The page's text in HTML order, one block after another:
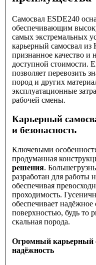
Самосвал ESDE240
обеспечивающим
самых экстремальных
карьерный самосвал из
признанное качество и
доступной стоимости.
позволяет перевозить
пород и других
эксплуатационные
рабочей смены.
Карьерный
и безопасность
Ключевыми
продуманная
решения.
разработан для работы
обеспечивая
проходимость.
обеспечивает
поверхностью, будь то
скальная порода.
Огромный карьерный
надёжность